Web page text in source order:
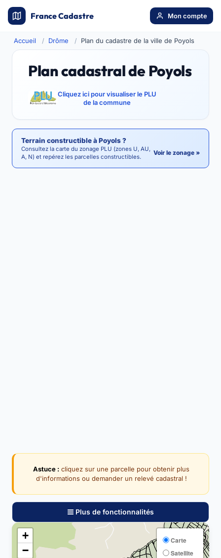
France Cadastre Mon compte
Accueil Drôme Plan du cadastre de la ville de Poyols
Plan cadastral de Poyols
Cliquez ici pour visualiser le PLU
de la commune
Terrain constructible à Poyols ?
Consultez la carte du zonage PLU (zones U, AU,
A, N) et repérez les parcelles constructibles.
Voir le zonage »
Astuce : cliquez sur une parcelle pour obtenir plus
d'informations ou demander un relevé cadastral !
Plus de fonctionnalités
+
−
Carte
Satellite